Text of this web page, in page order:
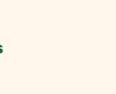
unsere